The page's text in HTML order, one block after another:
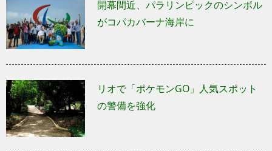
開幕間近、パラリンピックのシンボル
がコパカバーナ海岸に
リオで「ポケモンGO」人気スポット
の警備を強化